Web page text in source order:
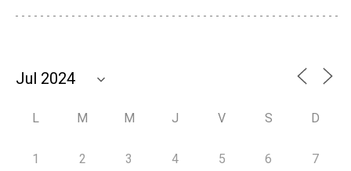
L M M J V S D
1 2 3 4 5 6 7